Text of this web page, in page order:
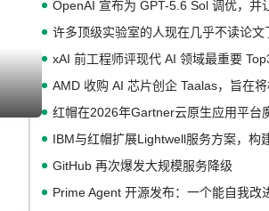
OpenAI 宣布为 GPT-5.6 Sol 调优，并
许多顶级实验室的人现在几乎不读论文
xAI 前工程师评现代 AI 领域最重要
AMD 收购 AI 芯片创企 Taalas，旨在
红帽在2026年Gartner云原生应用平台
IBM与红帽扩展Lightwell服务方案，构
GitHub 再次爆发大规模服务降级
Prime Agent 开源发布：一个能自我